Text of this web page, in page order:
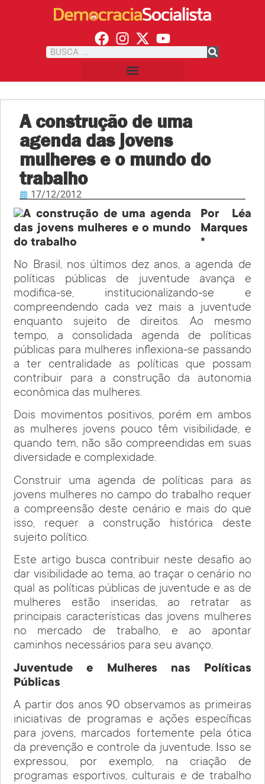
A construção de uma
agenda das jovens
mulheres e o mundo do
trabalho
17/12/2012
Por Léa
Marques
*
No Brasil, nos últimos dez anos, a agenda de
políticas públicas de juventude avança e
modifica-se, institucionalizando-se e
compreendendo cada vez mais a juventude
enquanto sujeito de direitos. Ao mesmo
tempo, a consolidada agenda de políticas
públicas para mulheres inflexiona-se passando
a ter centralidade as políticas que possam
contribuir para a construção da autonomia
econômica das mulheres.
Dois movimentos positivos, porém em ambos
as mulheres jovens pouco têm visibilidade, e
quando tem, não são compreendidas em suas
diversidade e complexidade.
Construir uma agenda de políticas para as
jovens mulheres no campo do trabalho requer
a compreensão deste cenário e mais do que
isso, requer a construção histórica deste
sujeito político.
Este artigo busca contribuir neste desafio ao
dar visibilidade ao tema, ao traçar o cenário no
qual as políticas públicas de juventude e as de
mulheres estão inseridas, ao retratar as
principais características das jovens mulheres
no mercado de trabalho, e ao apontar
caminhos necessários para seu avanço.
Juventude e Mulheres nas Políticas
Públicas
A partir dos anos 90 observamos as primeiras
iniciativas de programas e ações específicas
para jovens, marcados fortemente pela ótica
da prevenção e controle da juventude. Isso se
expressou, por exemplo, na criação de
programas esportivos, culturais e de trabalho